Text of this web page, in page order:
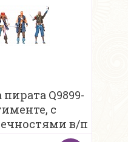
Q9899-
с
в/п